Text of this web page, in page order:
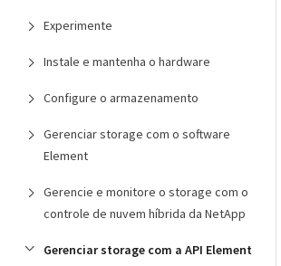
Experimente
Instale e mantenha o hardware
Configure o armazenamento
Gerenciar storage com o software
Element
Gerencie e monitore o storage com o
controle de nuvem híbrida da NetApp
Gerenciar storage com a API Element